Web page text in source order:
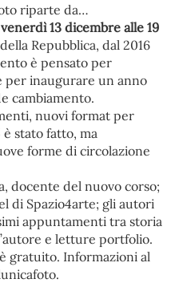
riparte da…
venerdì 13 dicembre alle 19
Repubblica, dal 2016
è pensato per
per inaugurare un anno
cambiamento.
nuovi format per
stato fatto, ma
forme di circolazione
docente del nuovo corso;
di Spazio4arte; gli autori
appuntamenti tra storia
e letture portfolio.
gratuito. Informazioni al